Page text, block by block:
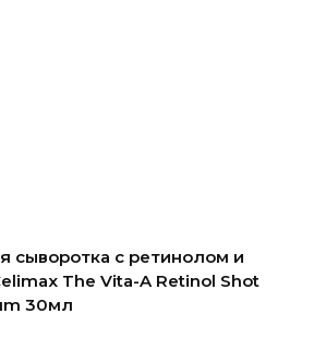
сыворотка с ретинолом и
The Vita-A Retinol Shot
30мл